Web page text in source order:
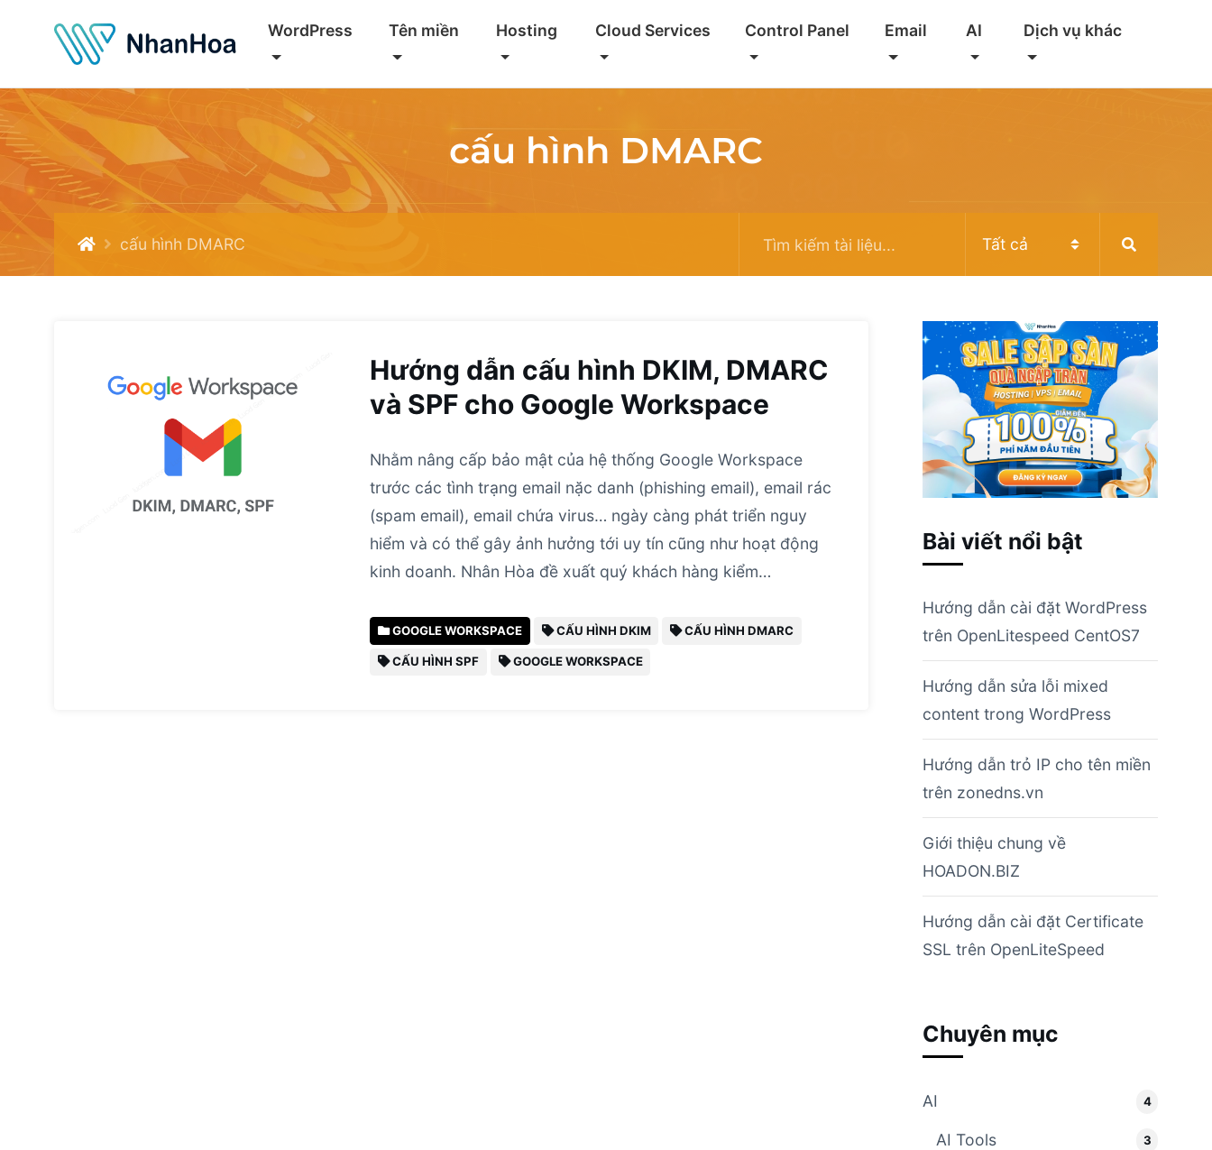
WordPress Tên miền Hosting Cloud Services Control Panel Email AI Dịch vụ khác
cấu hình DMARC
cấu hình DMARC
Hướng dẫn cấu hình DKIM, DMARC
và SPF cho Google Workspace
Nhằm nâng cấp bảo mật của hệ thống Google Workspace
trước các tình trạng email nặc danh (phishing email), email rác
(spam email), email chứa virus… ngày càng phát triển nguy
hiểm và có thể gây ảnh hưởng tới uy tín cũng như hoạt động
kinh doanh. Nhân Hòa đề xuất quý khách hàng kiểm…
GOOGLE WORKSPACE CẤU HÌNH DKIM CẤU HÌNH DMARC
CẤU HÌNH SPF GOOGLE WORKSPACE
Bài viết nổi bật
Hướng dẫn cài đặt WordPress
trên OpenLitespeed CentOS7
Hướng dẫn sửa lỗi mixed
content trong WordPress
Hướng dẫn trỏ IP cho tên miền
trên zonedns.vn
Giới thiệu chung về
HOADON.BIZ
Hướng dẫn cài đặt Certificate
SSL trên OpenLiteSpeed
Chuyên mục
AI 4
AI Tools 3